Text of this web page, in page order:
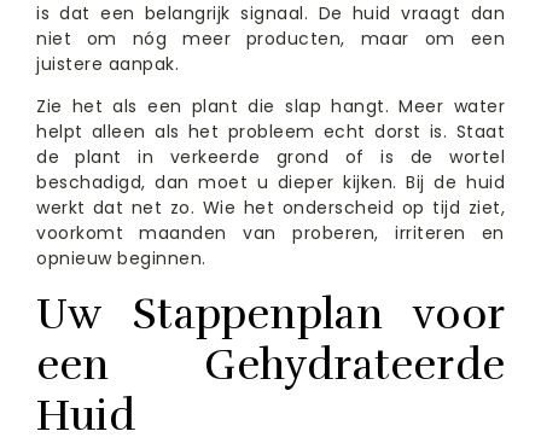
is dat een belangrijk signaal. De huid vraagt dan
niet om nóg meer producten, maar om een
juistere aanpak.
Zie het als een plant die slap hangt. Meer water
helpt alleen als het probleem echt dorst is. Staat
de plant in verkeerde grond of is de wortel
beschadigd, dan moet u dieper kijken. Bij de huid
werkt dat net zo. Wie het onderscheid op tijd ziet,
voorkomt maanden van proberen, irriteren en
opnieuw beginnen.
Uw Stappenplan voor
een Gehydrateerde
Huid